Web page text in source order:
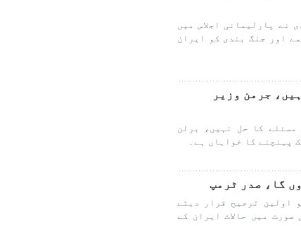
نے پارلیمانی اجلاس میں
اور جنگ بندی کو ایران
جرمن وزیر
کا حل نہیں، برلن
پہنچنے کا خواہاں ہے۔
گا، صدر ٹرمپ
اولین ترجیح قرار دیتے
میں حالات ایران کے